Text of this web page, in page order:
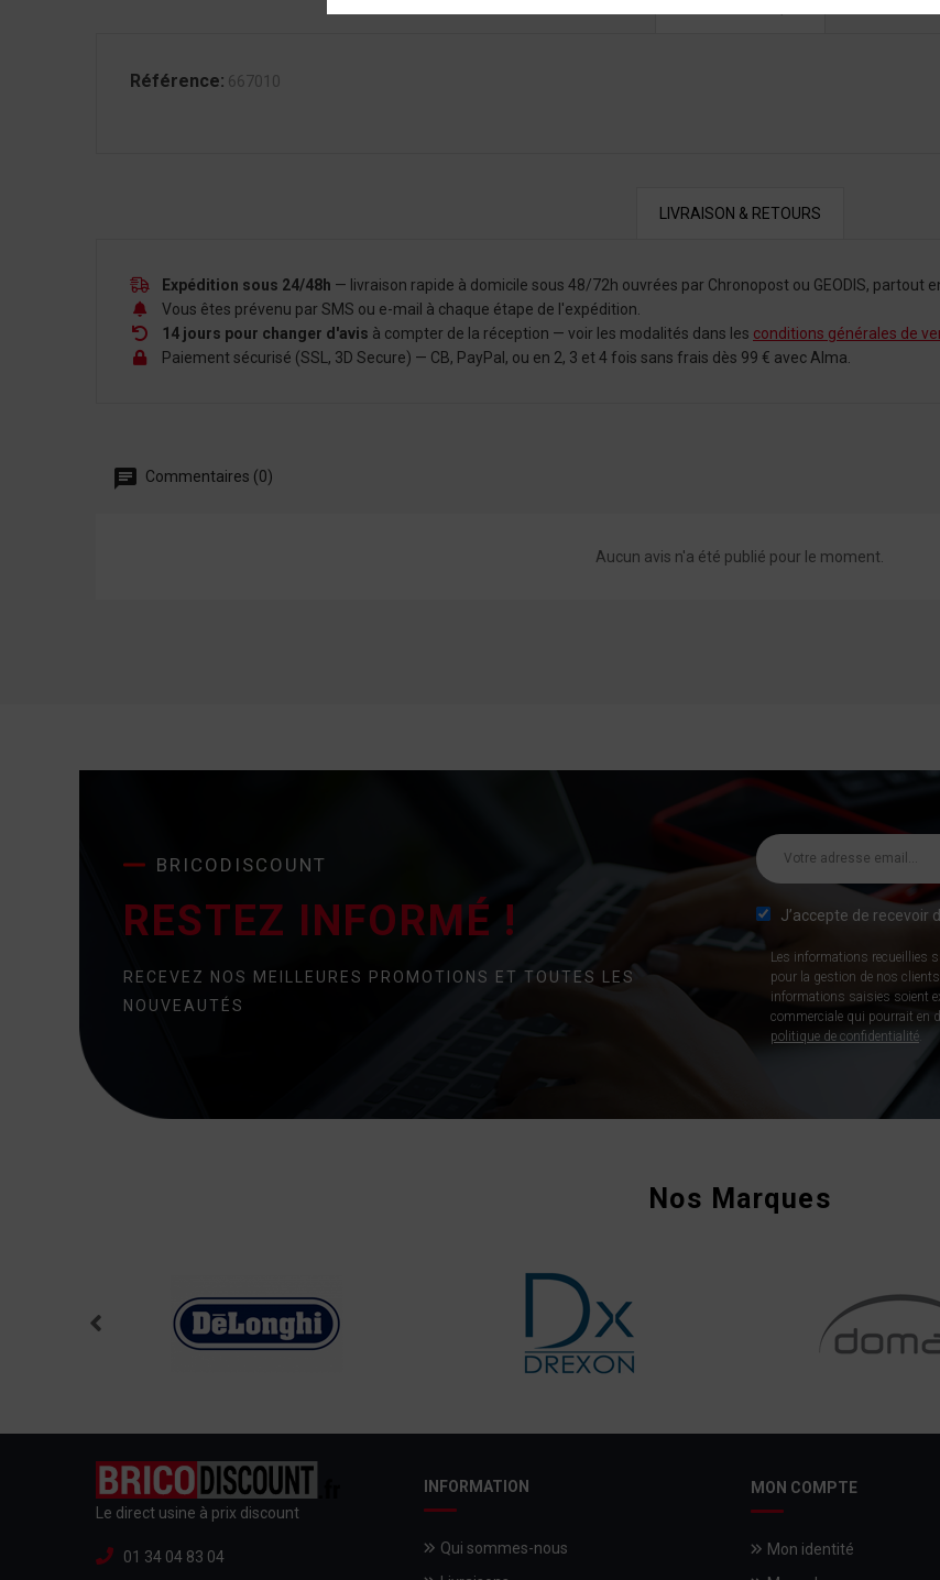
Référence: 667010
LIVRAISON & RETOURS
Expédition sous 24/48h — livraison rapide à domicile sous 48/72h ouvrées par Chronopost ou GEODIS, partout
Vous êtes prévenu par SMS ou e-mail à chaque étape de l'expédition.
14 jours pour changer d'avis à compter de la réception — voir les modalités dans les conditions générales de
Paiement sécurisé (SSL, 3D Secure) — CB, PayPal, ou en 2, 3 et 4 fois sans frais dès 99 € avec Alma.
Commentaires (0)
Aucun avis n'a été publié pour le moment.
BRICODISCOUNT
RESTEZ INFORMÉ !
RECEVEZ NOS MEILLEURES PROMOTIONS ET TOUTES LES
NOUVEAUTÉS
J’accepte de recevoir
Les informations recueillies
pour la gestion de nos
informations saisies soient
commerciale qui pourrait en
politique de confidentialité
Nos Marques
Le direct usine à prix discount
01 34 04 83 04
INFORMATION
Qui sommes-nous
MON COMPTE
Mon identité